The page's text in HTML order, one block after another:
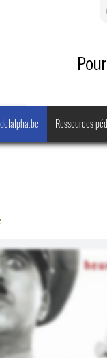
·
Ressources